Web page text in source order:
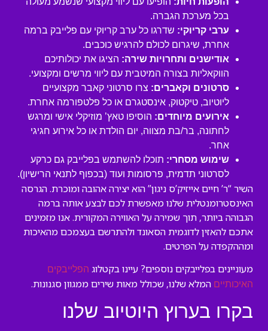
בכל מערכת הגברה.
ערבי קריוקי: שדרגו כל ערב קריוקי עם פלייבק ברמה
אחרת, שיגרום לכולם להרגיש כוכבים.
אודישנים ותחרויות שירה: הציגו את יכולותיכם
הווקאליות בצורה המיטבית עם ליווי מרשים ומקצועי.
סרטונים וקאברים: צרו סרטוני קאבר מקצועיים
ליוטיוב, טיקטוק, אינסטגרם או כל פלטפורמה אחרת.
אירועים מיוחדים: הוסיפו טאץ’ מוזיקלי אישי ומרגש
לחתונה, בר/בת מצווה, יום הולדת או כל אירוע חגיגי
אחר.
שימוש מסחרי: תוכלו להשתמש בפלייבק גם כרקע
לסרטוני תדמית, פרסומות ועוד (בכפוף לתנאי הרישיון).
השיר “ר’ חיים אייזיק’ס ניגון” הוא יצירה אהובה ומוכרת. הגרסה
האינסטרומנטלית שלנו מאפשרת לכם לבצע אותה ברמה
הגבוהה ביותר, תוך שמירה על האווירה המקורית. אנו מזמינים
אתכם להאזין לדוגמית הסאונד ולהתרשם בעצמכם מהאיכות
ומההקפדה על הפרטים.
מעוניינים בפלייבקים נוספים? עיינו בקטלוג הפלייבקים
האיכותיים המלא שלנו, שכולל מאות שירים ממגוון סגנונות.
בקרו בערוץ היוטיוב שלנו